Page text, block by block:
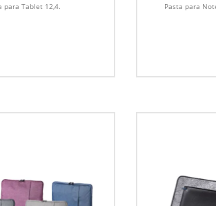
para Tablet 12,4. Pasta para